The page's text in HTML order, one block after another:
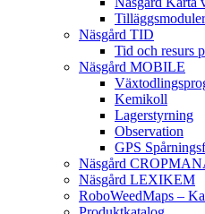
Näsgård TID
Tid och resurs
Näsgård MOBILE
Kemikoll
Lagerstyrning
Observation
GPS
Näsgård
Näsgård LEXIKEM
RoboWeedMaps –